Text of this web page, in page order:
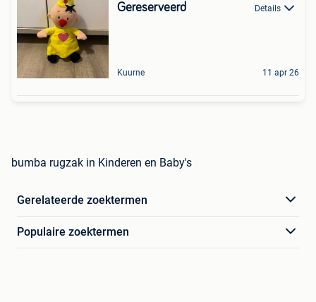
Gereserveerd Details
Kuurne 11 apr 26
bumba rugzak in Kinderen en Baby's
Gerelateerde zoektermen
Populaire zoektermen